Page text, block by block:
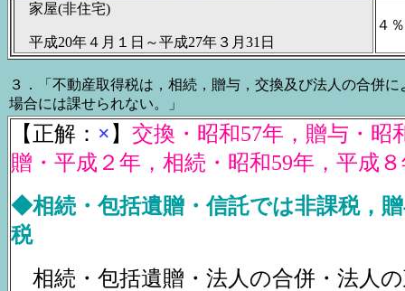
家屋(非住宅)
平成20年４月１日～平成27年３月31日
４％
３．「不動産取得税は，相続，贈与，交換及び法人の合併
場合には課せられない。」
【正解： × 】 交換・昭和57年，贈与・昭
贈・平成２年，相続・昭和59年，平成
◆相続・包括遺贈・信託では非課税，
税
相続・包括遺贈・法人の合併・法人